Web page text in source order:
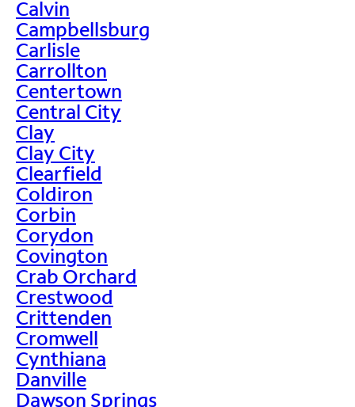
Calvin
Campbellsburg
Carlisle
Carrollton
Centertown
Central City
Clay
Clay City
Clearfield
Coldiron
Corbin
Corydon
Covington
Crab Orchard
Crestwood
Crittenden
Cromwell
Cynthiana
Danville
Dawson Springs